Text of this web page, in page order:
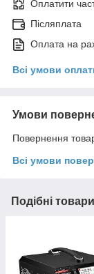
Оплатити
Післяплата
Оплата на
Всі умови
Умови
Повернення
Всі умови
Подібні